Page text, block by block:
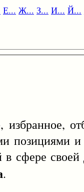
Е... Ж... З... И... Й...
позициями
сфере своей
.